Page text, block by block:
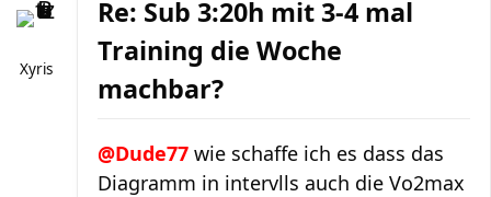
Xyris
Re: Sub 3:20h mit 3-4 mal
Training die Woche
machbar?
@Dude77 wie schaffe ich es dass das
Diagramm in intervlls auch die Vo2max